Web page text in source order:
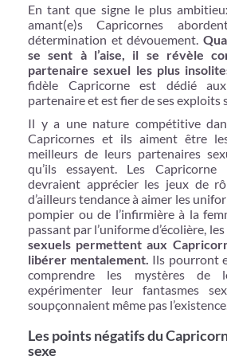
En tant que signe le plus
amant(e)s Capricornes
détermination et dévouement.
se sent à l’aise, il se révèle
partenaire sexuel les plus
fidèle Capricorne est dédié
partenaire et est fier de ses exploits
Il y a une nature compétitive
Capricornes et ils aiment être
meilleurs de leurs partenaires
qu’ils essayent. Les
devraient apprécier les jeux de
d’ailleurs tendance à aimer les
pompier ou de l’infirmière à la
passant par l’uniforme d’écolière,
sexuels permettent aux
libérer mentalement. Ils pourront
comprendre les mystères de
expérimenter leur fantasmes
soupçonnaient même pas
Les points négatifs du
sexe